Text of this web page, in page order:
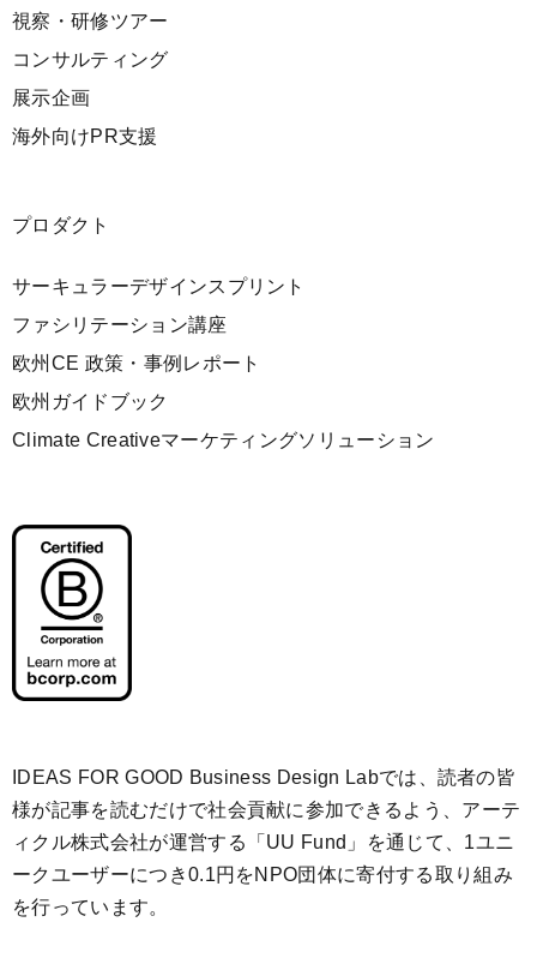
視察・研修ツアー
コンサルティング
展示企画
海外向けPR支援
プロダクト
サーキュラーデザインスプリント
ファシリテーション講座
欧州CE 政策・事例レポート
欧州ガイドブック
Climate Creativeマーケティングソリューション
IDEAS FOR GOOD Business Design Labでは、読者の皆
様が記事を読むだけで社会貢献に参加できるよう、アーテ
ィクル株式会社が運営する「 UU Fund 」を通じて、1ユニ
ークユーザーにつき0.1円をNPO団体に寄付する取り組み
を行っています。